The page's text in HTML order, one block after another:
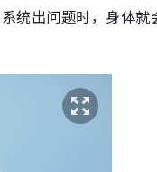
统出问题时，身体